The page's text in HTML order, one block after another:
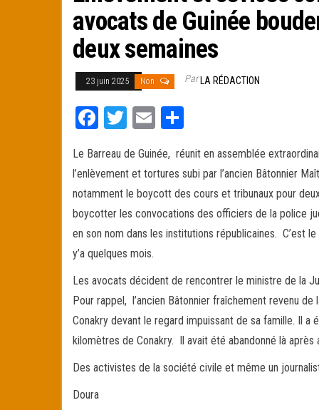
avocats de Guinée
deux semaines
23 juin 2025 Non ParLA RÉDACTION
Fa
bo
ok
T
tt
er
E
ail ag
er
Le Barreau de Guinée, réunit en assemblée
l’enlèvement et tortures subi par l’ancien Bâtonnier
notamment le boycott des cours et tribunaux pour
boycotter les convocations des officiers de la police
en son nom dans les institutions républicaines. C’est
y’a quelques mois.
Les avocats décident de rencontrer le ministre de la
Pour rappel, l’ancien Bâtonnier fraîchement revenu
Conakry devant le regard impuissant de sa famille. Il a
kilomètres de Conakry. Il avait été abandonné là
Des activistes de la société civile et même un
Doura